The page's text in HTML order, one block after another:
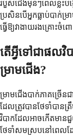
របួសជើងមុនៗពេលខ្លះ
ប្រសិនបើអ្នកធ្លាប់បាក់ម្
ធ្វើឱ្យវាងាយរងគ្រោះចំ
តើអ្វីទៅជាផលវិ
ម្រាមជើង?
ម្រាមជើងបាក់ភាគច្រើ
ដែលត្រូវបានថែទាំបា
វិបាកដែលអាចកើតមានជួ
ថែទាំសមស្របនៅពេលដែ